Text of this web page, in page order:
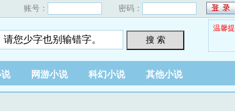
账号： 密码：
搜 索
温馨
网游小说 科幻小说 其他小说